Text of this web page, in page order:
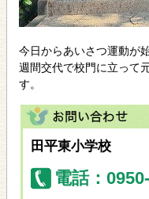
今日からあいさつ運動が
週間交代で校門に立って
す。
田平東小学校
電話：